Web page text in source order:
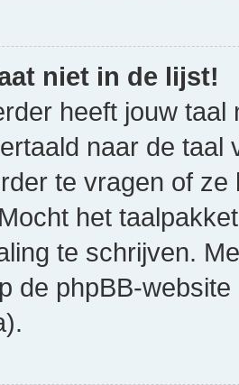
niet in de lijst!
heeft jouw
naar de taal
te vragen of
het
te schrijven.
de phpBB-